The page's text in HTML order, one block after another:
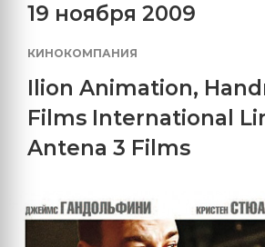
19 ноября 2009
КИНОКОМПАНИЯ
Ilion Animation,
Films International
Antena 3 Films